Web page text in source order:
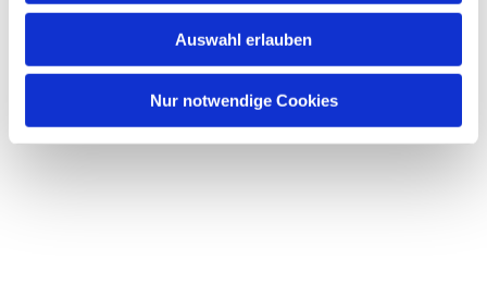
Auswahl erlauben
Nur notwendige Cookies